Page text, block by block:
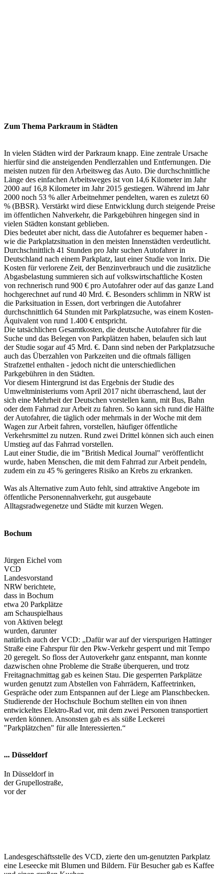
Zum Thema Parkraum in Städten
In vielen Städten wird der Parkraum knapp. Eine zentrale Ursache
hierfür sind die ansteigenden Pendlerzahlen und Entfernungen. Die
meisten nutzen für den Arbeitsweg das Auto. Die durchschnittliche
Länge des einfachen Arbeitsweges ist von 14,6 Kilometer im Jahr
2000 auf 16,8 Kilometer im Jahr 2015 gestiegen. Während im Jahr
2000 noch 53 % aller Arbeitnehmer pendelten, waren es zuletzt 60
% (BBSR). Verstärkt wird diese Entwicklung durch steigende Preise
im öffentlichen Nahverkehr, die Parkgebühren hingegen sind in
vielen Städten konstant geblieben.
Dies bedeutet aber nicht, dass die Autofahrer es bequemer haben -
wie die Parkplatzsituation in den meisten Innenstädten verdeutlicht.
Durchschnittlich 41 Stunden pro Jahr suchen Autofahrer in
Deutschland nach einem Parkplatz, laut einer Studie von Inrix. Die
Kosten für verlorene Zeit, der Benzinverbrauch und die zusätzliche
Abgasbelastung summieren sich auf volkswirtschaftliche Kosten
von rechnerisch rund 900 € pro Autofahrer oder auf das ganze Land
hochgerechnet auf rund 40 Mrd. €. Besonders schlimm in NRW ist
die Parksituation in Essen, dort verbringen die Autofahrer
durchschnittlich 64 Stunden mit Parkplatzsuche, was einem Kosten-
Äquivalent von rund 1.400 € entspricht.
Die tatsächlichen Gesamtkosten, die deutsche Autofahrer für die
Suche und das Belegen von Parkplätzen haben, belaufen sich laut
der Studie sogar auf 45 Mrd. €. Dann sind neben der Parkplatzsuche
auch das Überzahlen von Parkzeiten und die oftmals fälligen
Strafzettel enthalten - jedoch nicht die unterschiedlichen
Parkgebühren in den Städten.
Vor diesem Hintergrund ist das Ergebnis der Studie des
Umweltministeriums vom April 2017 nicht überraschend, laut der
sich eine Mehrheit der Deutschen vorstellen kann, mit Bus, Bahn
oder dem Fahrrad zur Arbeit zu fahren. So kann sich rund die Hälfte
der Autofahrer, die täglich oder mehrmals in der Woche mit dem
Wagen zur Arbeit fahren, vorstellen, häufiger öffentliche
Verkehrsmittel zu nutzen. Rund zwei Drittel können sich auch einen
Umstieg auf das Fahrrad vorstellen.
Laut einer Studie, die im "British Medical Journal" veröffentlicht
wurde, haben Menschen, die mit dem Fahrrad zur Arbeit pendeln,
zudem ein zu 45 % geringeres Risiko an Krebs zu erkranken.
Was als Alternative zum Auto fehlt, sind attraktive Angebote im
öffentliche Personennahverkehr, gut ausgebaute
Alltagsradwegenetze und Städte mit kurzen Wegen.
Bochum
Jürgen Eichel vom
VCD
Landesvorstand
NRW berichtete,
dass in Bochum
etwa 20 Parkplätze
am Schauspielhaus
von Aktiven belegt
wurden, darunter
natürlich auch der VCD: „Dafür war auf der vierspurigen Hattinger
Straße eine Fahrspur für den Pkw-Verkehr gesperrt und mit Tempo
20 geregelt. So floss der Autoverkehr ganz entspannt, man konnte
dazwischen ohne Probleme die Straße überqueren, und trotz
Freitagnachmittag gab es keinen Stau. Die gesperrten Parkplätze
wurden genutzt zum Abstellen von Fahrrädern, Kaffeetrinken,
Gespräche oder zum Entspannen auf der Liege am Planschbecken.
Studierende der Hochschule Bochum stellten ein von ihnen
entwickeltes Elektro-Rad vor, mit dem zwei Personen transportiert
werden können. Ansonsten gab es als süße Leckerei
"Parkplätzchen" für alle Interessierten.“
... Düsseldorf
In Düsseldorf in
der Grupellostraße,
vor der
Landesgeschäftsstelle des VCD, zierte den um-genutzten Parkplatz
eine Leseecke mit Blumen und Bildern. Für Besucher gab es Kaffee